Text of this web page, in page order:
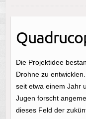
Die Projektidee
Drohne zu
seit etwa einem Jahr
Jugen forscht
dieses Feld der